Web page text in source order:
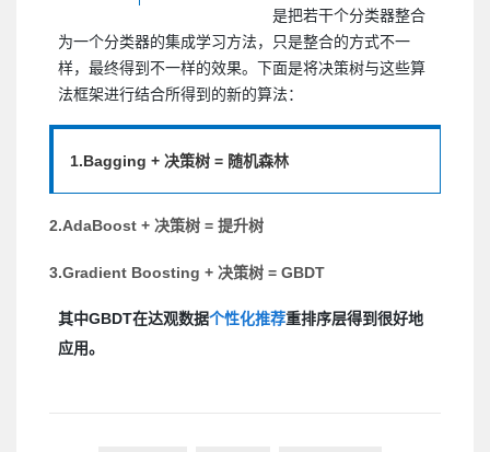
是把若干个分类器整合
为一个分类器的集成学习方法，只是整合的方式不一
样，最终得到不一样的效果。下面是将决策树与这些算
法框架进行结合所得到的新的算法：
1.Bagging + 决策树 = 随机森林
2.AdaBoost + 决策树 = 提升树
3.Gradient Boosting + 决策树 = GBDT
其中GBDT在达观数据个性化推荐重排序层得到很好地
应用。